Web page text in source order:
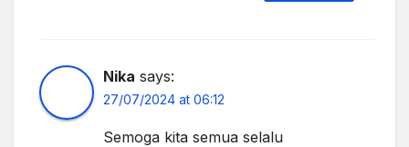
Nika says:
27/07/2024 at 06:12
Semoga kita semua selalu